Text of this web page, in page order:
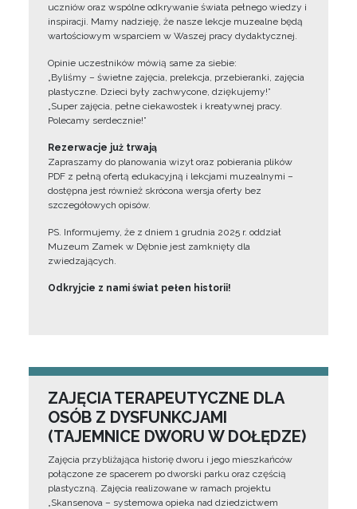
uczniów oraz wspólne odkrywanie świata pełnego wiedzy i
inspiracji. Mamy nadzieję, że nasze lekcje muzealne będą
wartościowym wsparciem w Waszej pracy dydaktycznej.
Opinie uczestników mówią same za siebie:
„Byliśmy – świetne zajęcia, prelekcja, przebieranki, zajęcia
plastyczne. Dzieci były zachwycone, dziękujemy!”
„Super zajęcia, pełne ciekawostek i kreatywnej pracy.
Polecamy serdecznie!”
Rezerwacje już trwają
Zapraszamy do planowania wizyt oraz pobierania plików
PDF z pełną ofertą edukacyjną i lekcjami muzealnymi –
dostępna jest również skrócona wersja oferty bez
szczegółowych opisów.
PS. Informujemy, że z dniem 1 grudnia 2025 r. oddział
Muzeum Zamek w Dębnie jest zamknięty dla
zwiedzających.
Odkryjcie z nami świat pełen historii!
ZAJĘCIA TERAPEUTYCZNE DLA
OSÓB Z DYSFUNKCJAMI
(TAJEMNICE DWORU W DOŁĘDZE)
Zajęcia przybliżająca historię dworu i jego mieszkańców
połączone ze spacerem po dworski parku oraz częścią
plastyczną. Zajęcia realizowane w ramach projektu
„Skansenova – systemowa opieka nad dziedzictwem